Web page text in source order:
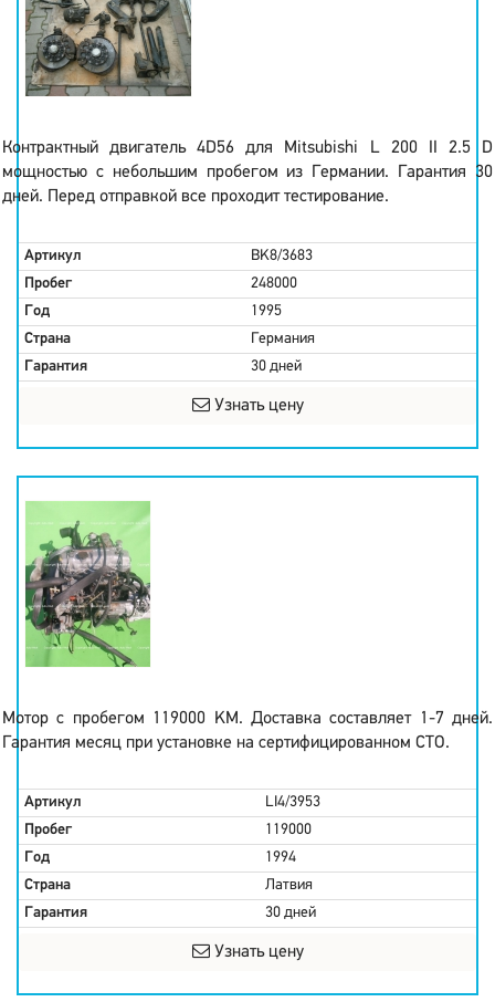
Контрактный двигатель 4D56 для Mitsubishi L 200 II 2.5 D
мощностью с небольшим пробегом из Германии. Гарантия 30
дней. Перед отправкой все проходит тестирование.
Артикул
BK8/3683
Пробег
248000
Год
1995
Страна
Германия
Гарантия
30 дней
Узнать цену
Мотор с пробегом 119000 KM. Доставка составляет 1-7 дней.
Гарантия месяц при установке на сертифицированном СТО.
Артикул
LI4/3953
Пробег
119000
Год
1994
Страна
Латвия
Гарантия
30 дней
Узнать цену